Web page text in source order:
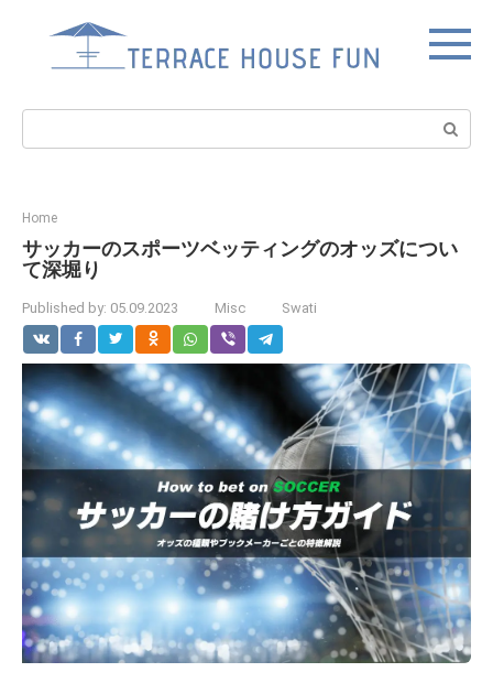
Search:
Home
サッカーのスポーツベッティングのオッズについ
て深堀り
Published by: 05.09.2023 Misc Swati